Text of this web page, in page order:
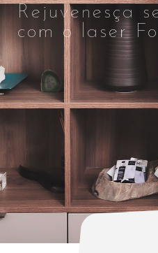
Rejuvenesça
com o laser